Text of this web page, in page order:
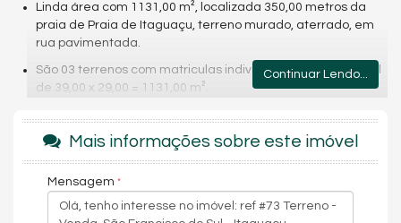
Linda área com 1131,00 m², localizada 350,00 metros da
praia de Praia de Itaguaçu, terreno murado, aterrado, em
rua pavimentada.
São 03 terrenos com matriculas individuais medindo o total
de 39,00 x 29,00 = 1131,00 m².
unificação dos terrenos é permitido construir Pilotis + 5 +
garagem, obedecendo a taxa máxima de ocupação, índice
Para edificação nos lotes, deverão ser obedecidos os
índices abaixo, transcritos do Quadro ll-b da Lei Municipal
Continuar Lendo...
Mais informações sobre este imóvel
Mensagem